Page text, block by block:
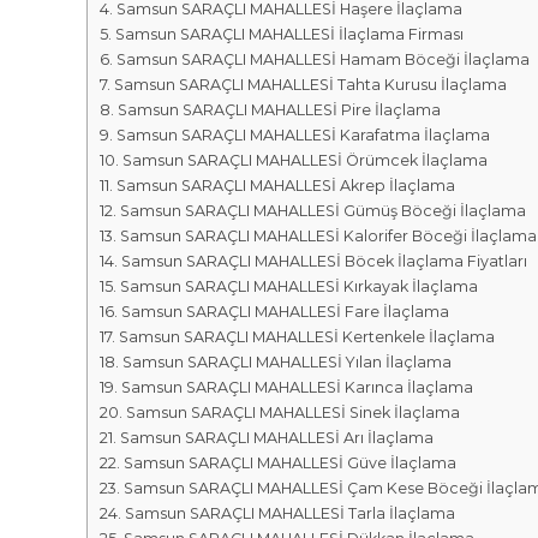
m
a
l
a
r
ı
k
a
s
ı
Samsun SARAÇLI MAHALLESİ Haşere İlaçlama
Samsun SARAÇLI MAHALLESİ İlaçlama Firması
Samsun SARAÇLI MAHALLESİ Hamam Böceği İlaçlama
Samsun SARAÇLI MAHALLESİ Tahta Kurusu İlaçlama
Samsun SARAÇLI MAHALLESİ Pire İlaçlama
Samsun SARAÇLI MAHALLESİ Karafatma İlaçlama
Samsun SARAÇLI MAHALLESİ Örümcek İlaçlama
Samsun SARAÇLI MAHALLESİ Akrep İlaçlama
Samsun SARAÇLI MAHALLESİ Gümüş Böceği İlaçlama
Samsun SARAÇLI MAHALLESİ Kalorifer Böceği İlaçlama
Samsun SARAÇLI MAHALLESİ Böcek İlaçlama Fiyatları
Samsun SARAÇLI MAHALLESİ Kırkayak İlaçlama
Samsun SARAÇLI MAHALLESİ Fare İlaçlama
Samsun SARAÇLI MAHALLESİ Kertenkele İlaçlama
Samsun SARAÇLI MAHALLESİ Yılan İlaçlama
Samsun SARAÇLI MAHALLESİ Karınca İlaçlama
Samsun SARAÇLI MAHALLESİ Sinek İlaçlama
Samsun SARAÇLI MAHALLESİ Arı İlaçlama
Samsun SARAÇLI MAHALLESİ Güve İlaçlama
Samsun SARAÇLI MAHALLESİ Çam Kese Böceği
Samsun SARAÇLI MAHALLESİ Tarla İlaçlama